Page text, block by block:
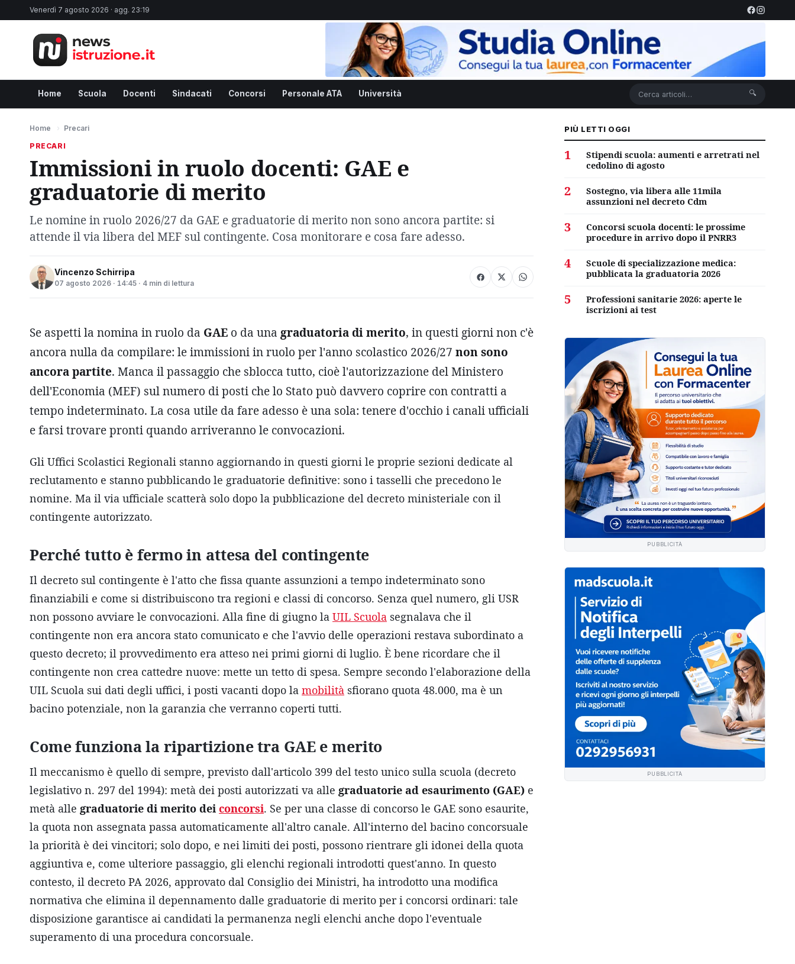
Venerdì 7 agosto 2026 · agg. 23:19
Home Scuola Docenti Sindacati Concorsi Personale ATA Università 🔍
Home › Precari
PRECARI
Immissioni in ruolo docenti: GAE e
graduatorie di merito
Le nomine in ruolo 2026/27 da GAE e graduatorie di merito non sono ancora partite: si
attende il via libera del MEF sul contingente. Cosa monitorare e cosa fare adesso.
Vincenzo Schirripa
07 agosto 2026 · 14:45 · 4 min di lettura
Se aspetti la nomina in ruolo da GAE o da una graduatoria di merito, in questi giorni non c'è
ancora nulla da compilare: le immissioni in ruolo per l'anno scolastico 2026/27 non sono
ancora partite. Manca il passaggio che sblocca tutto, cioè l'autorizzazione del Ministero
dell'Economia (MEF) sul numero di posti che lo Stato può davvero coprire con contratti a
tempo indeterminato. La cosa utile da fare adesso è una sola: tenere d'occhio i canali ufficiali
e farsi trovare pronti quando arriveranno le convocazioni.
Gli Uffici Scolastici Regionali stanno aggiornando in questi giorni le proprie sezioni dedicate al
reclutamento e stanno pubblicando le graduatorie definitive: sono i tasselli che precedono le
nomine. Ma il via ufficiale scatterà solo dopo la pubblicazione del decreto ministeriale con il
contingente autorizzato.
Perché tutto è fermo in attesa del contingente
Il decreto sul contingente è l'atto che fissa quante assunzioni a tempo indeterminato sono
finanziabili e come si distribuiscono tra regioni e classi di concorso. Senza quel numero, gli USR
non possono avviare le convocazioni. Alla fine di giugno la UIL Scuola segnalava che il
contingente non era ancora stato comunicato e che l'avvio delle operazioni restava subordinato a
questo decreto; il provvedimento era atteso nei primi giorni di luglio. È bene ricordare che il
contingente non crea cattedre nuove: mette un tetto di spesa. Sempre secondo l'elaborazione della
UIL Scuola sui dati degli uffici, i posti vacanti dopo la mobilità sfiorano quota 48.000, ma è un
bacino potenziale, non la garanzia che verranno coperti tutti.
Come funziona la ripartizione tra GAE e merito
Il meccanismo è quello di sempre, previsto dall'articolo 399 del testo unico sulla scuola (decreto
legislativo n. 297 del 1994): metà dei posti autorizzati va alle graduatorie ad esaurimento (GAE) e
metà alle graduatorie di merito dei concorsi. Se per una classe di concorso le GAE sono esaurite,
la quota non assegnata passa automaticamente all'altro canale. All'interno del bacino concorsuale
la priorità è dei vincitori; solo dopo, e nei limiti dei posti, possono rientrare gli idonei della quota
aggiuntiva e, come ulteriore passaggio, gli elenchi regionali introdotti quest'anno. In questo
contesto, il decreto PA 2026, approvato dal Consiglio dei Ministri, ha introdotto una modifica
normativa che elimina il depennamento dalle graduatorie di merito per i concorsi ordinari: tale
disposizione garantisce ai candidati la permanenza negli elenchi anche dopo l'eventuale
superamento di una procedura concorsuale.
PIÙ LETTI OGGI
1
Stipendi scuola: aumenti e arretrati nel
cedolino di agosto
2
Sostegno, via libera alle 11mila
assunzioni nel decreto Cdm
3
Concorsi scuola docenti: le prossime
procedure in arrivo dopo il PNRR3
4
Scuole di specializzazione medica:
pubblicata la graduatoria 2026
5
Professioni sanitarie 2026: aperte le
iscrizioni ai test
PUBBLICITÀ
PUBBLICITÀ